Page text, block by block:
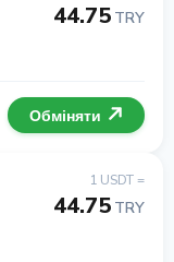
44.75 TRY
Обміняти
1 USDT =
44.75 TRY